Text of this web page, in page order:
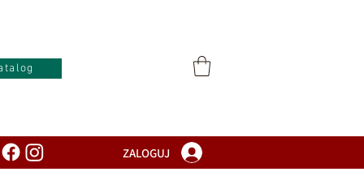
ZALOGUJ